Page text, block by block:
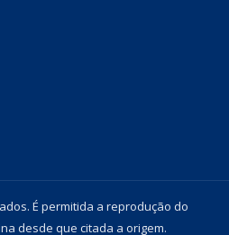
É permitida a reprodução do
desde que citada a origem.